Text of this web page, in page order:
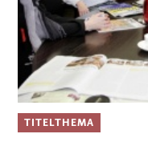
TITELTHEMA